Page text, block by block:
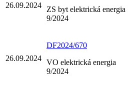
26.09.2024
ZS byt elektrická energia
9/2024
26.09.2024
DF2024/670
VO elektrická energia
9/2024